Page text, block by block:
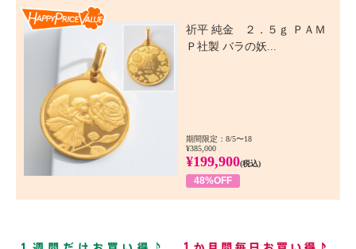
祈平 純金 ２．５ｇ ＰＡＭ
Ｐ社製 バラの妖...
期間限定：8/5〜18
¥385,000
¥199,900(税込)
48%OFF